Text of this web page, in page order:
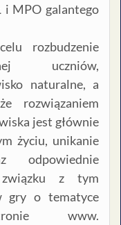
i MPO galantego
rozbudzenie
uczniów,
naturalne, a
rozwiązaniem
jest głównie
życiu, unikanie
odpowiednie
z tym
gry o tematyce
www.